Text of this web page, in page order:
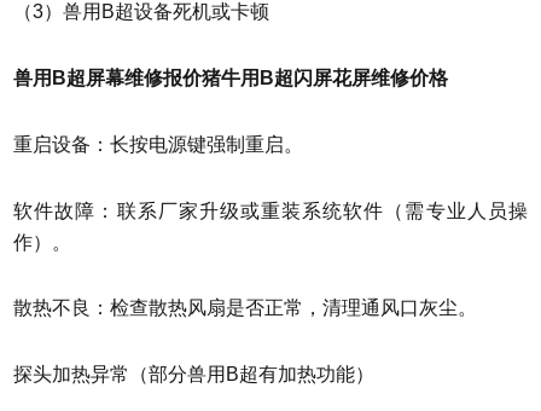
（3）兽用B超设备死机或卡顿
兽用B超屏幕维修报价猪牛用B超闪屏花屏维修价格
重启设备：长按电源键强制重启。
软件故障：联系厂家升级或重装系统软件（需专业人员操
作）。
散热不良：检查散热风扇是否正常，清理通风口灰尘。
探头加热异常（部分兽用B超有加热功能）